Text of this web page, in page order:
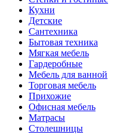
Кухни
Детские
Сантехника
Бытовая техника
Мягкая мебель
Гардеробные
Мебель для ванной
Торговая мебель
Прихожие
Офисная мебель
Матрасы
Столешницы